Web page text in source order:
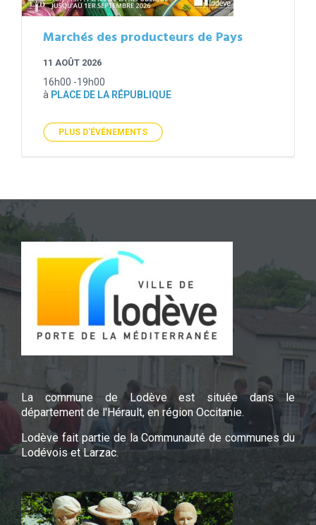
Marchés des producteurs de Pays
11 AOÛT 2026
16h00 -19h00
à PLACE DE LA RÉPUBLIQUE
PLUS D'ÉVÉNEMENTS
La commune de Lodève est située dans le
département de l'Hérault, en région Occitanie.
Lodève fait partie de la Communauté de communes du
Lodévois et Larzac.